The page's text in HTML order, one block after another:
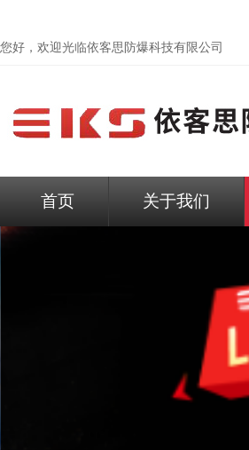
您好，欢迎光临依客思防爆科技有限公司
首页 关于我们